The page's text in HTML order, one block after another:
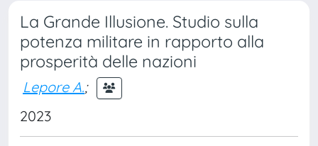
La Grande Illusione. Studio sulla
potenza militare in rapporto alla
prosperità delle nazioni
Lepore A.;
2023